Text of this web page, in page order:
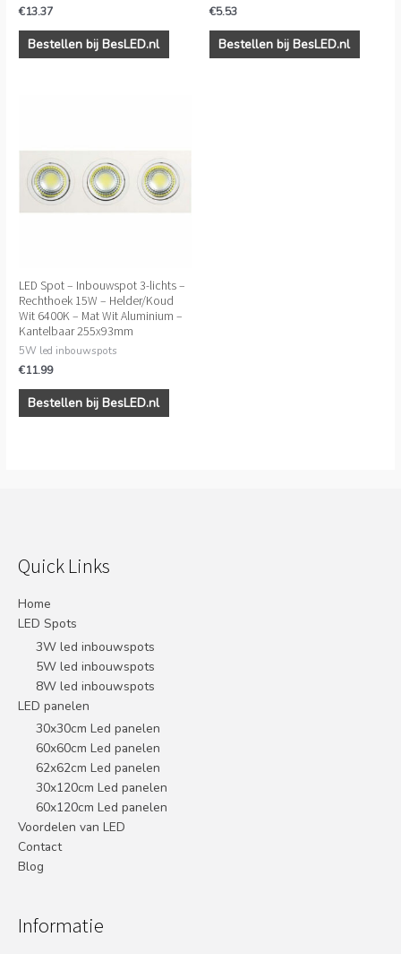
€13.37
Bestellen bij BesLED.nl
€5.53
Bestellen bij BesLED.nl
LED Spot – Inbouwspot 3-lichts –
Rechthoek 15W – Helder/Koud
Wit 6400K – Mat Wit Aluminium –
Kantelbaar 255x93mm
5W led inbouwspots
€11.99
Bestellen bij BesLED.nl
Quick Links
Home
LED Spots
3W led inbouwspots
5W led inbouwspots
8W led inbouwspots
LED panelen
30x30cm Led panelen
60x60cm Led panelen
62x62cm Led panelen
30x120cm Led panelen
60x120cm Led panelen
Voordelen van LED
Contact
Blog
Informatie